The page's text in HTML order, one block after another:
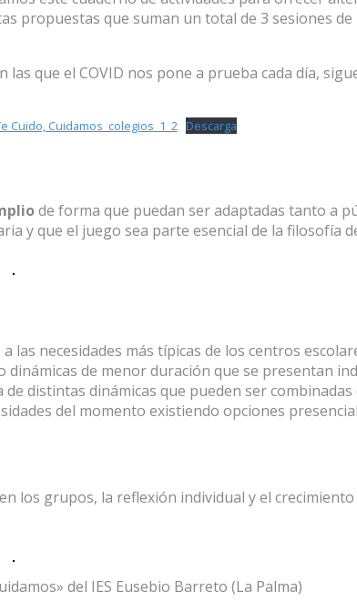
propuestas que suman un total de 3 sesiones
que el COVID nos pone a prueba cada día,
Cuido, Cuidamos_colegios_1_2 Descarga
de forma que puedan ser adaptadas tanto a
y que el juego sea parte esencial de la filosofía
las necesidades más típicas de los centros
dinámicas de menor duración que se presentan
distintas dinámicas que pueden ser
del momento existiendo opciones
en los grupos, la reflexión individual y el
del IES Eusebio Barreto (La Palma)